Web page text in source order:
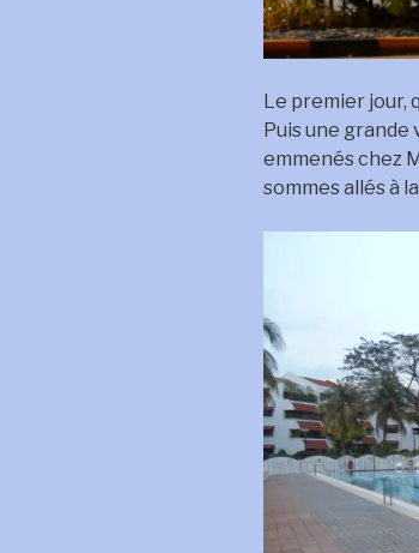
Le premier jour,
Puis une
emmenés chez
sommes allés à